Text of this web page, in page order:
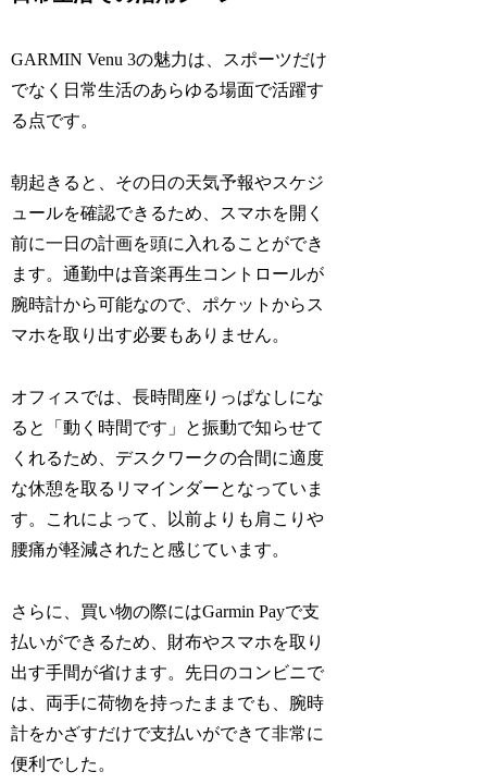
GARMIN Venu 3の魅力は、スポーツだけ
でなく日常生活のあらゆる場面で活躍す
る点です。
朝起きると、その日の天気予報やスケジ
ュールを確認できるため、スマホを開く
前に一日の計画を頭に入れることができ
ます。通勤中は音楽再生コントロールが
腕時計から可能なので、ポケットからス
マホを取り出す必要もありません。
オフィスでは、長時間座りっぱなしにな
ると「動く時間です」と振動で知らせて
くれるため、デスクワークの合間に適度
な休憩を取るリマインダーとなっていま
す。これによって、以前よりも肩こりや
腰痛が軽減されたと感じています。
さらに、買い物の際にはGarmin Payで支
払いができるため、財布やスマホを取り
出す手間が省けます。先日のコンビニで
は、両手に荷物を持ったままでも、腕時
計をかざすだけで支払いができて非常に
便利でした。